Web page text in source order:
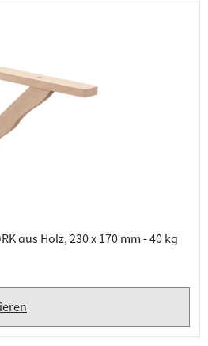
aus Holz, 230 x 170 mm - 40 kg